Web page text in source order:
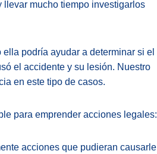
mucho tiempo investigarlos
podría ayudar a determinar si el
el accidente y su lesión. Nuestro
en este tipo de casos.
para emprender acciones legales:
acciones que pudieran causarle